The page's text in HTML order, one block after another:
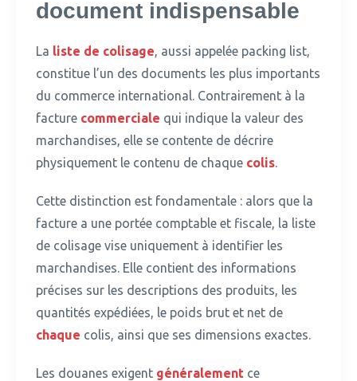
document indispensable
La liste de colisage, aussi appelée packing list,
constitue l’un des documents les plus importants
du commerce international. Contrairement à la
facture commerciale qui indique la valeur des
marchandises, elle se contente de décrire
physiquement le contenu de chaque colis.
Cette distinction est fondamentale : alors que la
facture a une portée comptable et fiscale, la liste
de colisage vise uniquement à identifier les
marchandises. Elle contient des informations
précises sur les descriptions des produits, les
quantités expédiées, le poids brut et net de
chaque colis, ainsi que ses dimensions exactes.
Les douanes exigent généralement ce